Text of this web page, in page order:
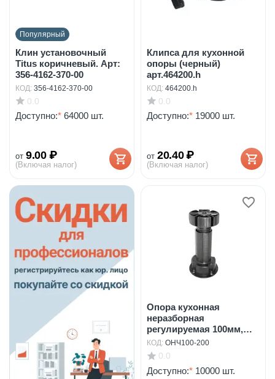
Популярный
Клин установочный
Titus коричневый. Арт:
356-4162-370-00
КОД: 356-4162-370-00
0.0
Доступно:* 64000 шт.
от 9.00 ₽
(Включая налог)
Клипса для кухонной
опоры (черный)
арт.464200.h
КОД: 464200.h
0.0
Доступно:* 19000 шт.
от 20.40 ₽
(Включая налог)
Опора кухонная
неразборная
регулируемая 100мм,
черная арт...
КОД: ОНЧ100-200
0.0
Доступно:* 10000 шт.